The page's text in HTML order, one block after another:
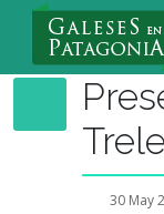
Nuevo Usuario
30 May